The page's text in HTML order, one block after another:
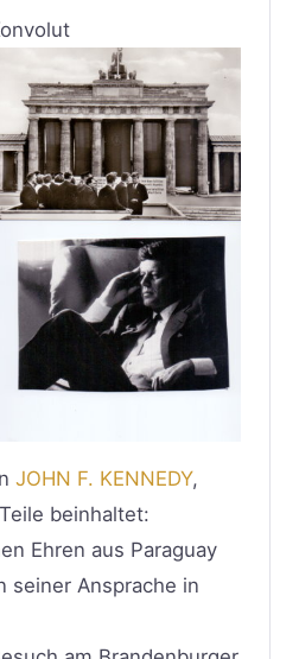
JOHN F. KENNEDY,
beinhaltet:
Ehren aus Paraguay
seiner Ansprache in